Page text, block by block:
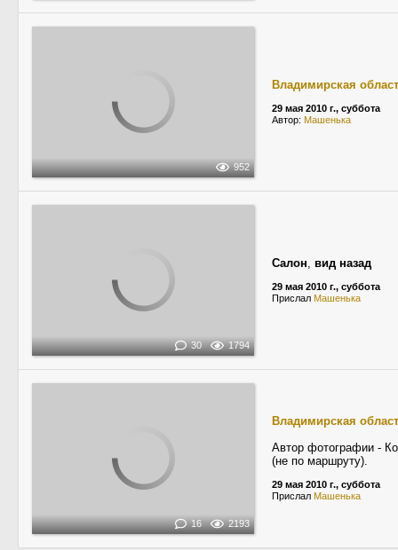
952
Владимирская
29 мая 2010 г., суббота
Автор: Машенька
30 1794
Салон, вид назад
29 мая 2010 г., суббота
Прислал Машенька
16 2193
Владимирская
Автор фотографии -
(не по маршруту).
29 мая 2010 г., суббота
Прислал Машенька